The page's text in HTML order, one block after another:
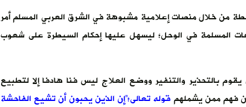
من خلال منصات إعلامية مشبوهة في الشرق العربي المسلم أمر
المسلمة في الوحل؛ ليسهل عليها إحكام السيطرة على شعوب
بالتحذير والتنفير ووضع العلاج ليس فنا هادفا إلا لتطبيع
فهم ممن يشملهمقوله تعالى؛”إن الذين يحبون أن تشيع الفاحشة